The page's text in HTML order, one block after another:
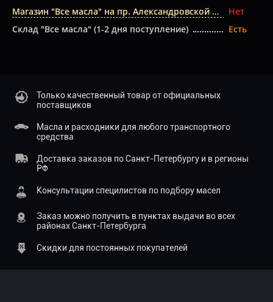
Магазин "Все масла" на пр. Александровской Фермы
Нет
Склад "Все масла" (1-2 дня поступление)
Есть
Только качественный товар от официальных
поставщиков
Масла и расходники для любого транспортного
средства
Доставка заказов по Санкт-Петербургу и в регионы
РФ
Консультации специлистов по подбору масел
Заказ можно получить в пунктах выдачи во всех
районах Санкт-Петербурга
Скидки для постоянных покупателей